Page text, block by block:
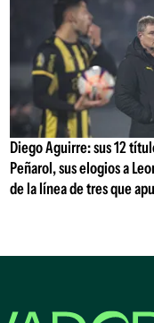
Diego Aguirre: sus 12
Peñarol, sus elogios a
de la línea de tres que